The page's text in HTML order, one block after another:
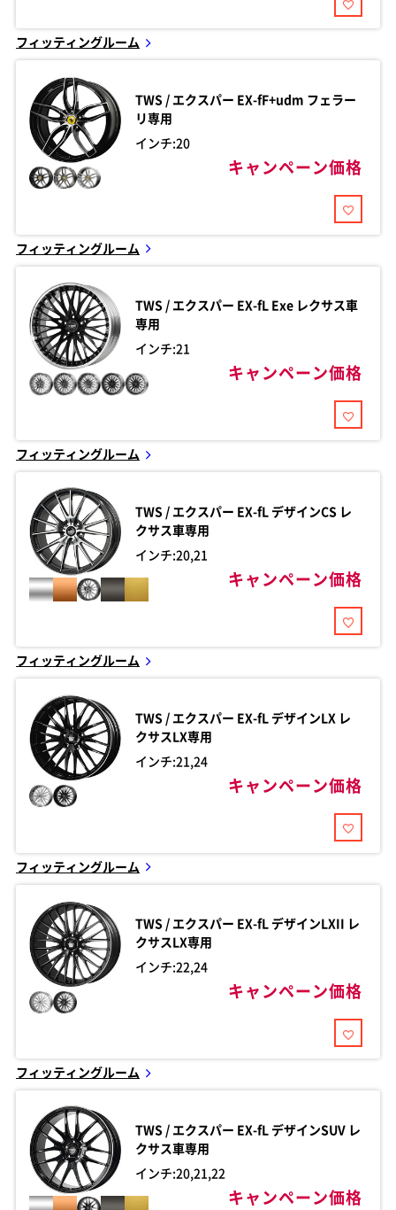
フィッティングルーム
TWS / エクスパー EX-fF+udm フェラー
リ専用
インチ:20
キャンペーン価格
フィッティングルーム
TWS / エクスパー EX-fL Exe レクサス車
専用
インチ:21
キャンペーン価格
フィッティングルーム
TWS / エクスパー EX-fL デザインCS レ
クサス車専用
インチ:20,21
キャンペーン価格
フィッティングルーム
TWS / エクスパー EX-fL デザインLX レ
クサスLX専用
インチ:21,24
キャンペーン価格
フィッティングルーム
TWS / エクスパー EX-fL デザインLXII レ
クサスLX専用
インチ:22,24
キャンペーン価格
フィッティングルーム
TWS / エクスパー EX-fL デザインSUV レ
クサス車専用
インチ:20,21,22
キャンペーン価格